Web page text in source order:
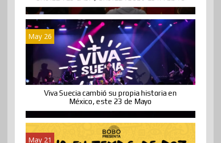
May 26
Viva Suecia cambió su propia historia en
México, este 23 de Mayo
May 21